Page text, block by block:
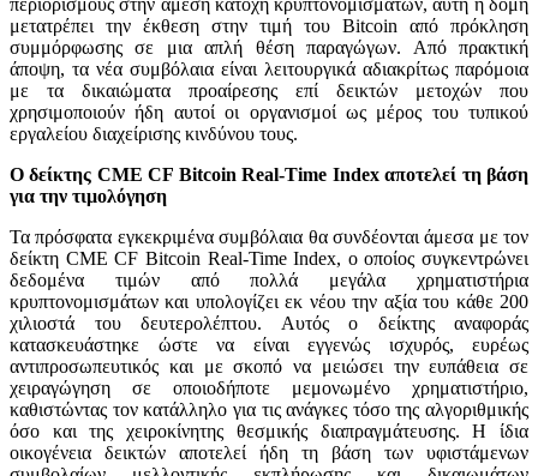
μετατρέπει την έκθεση στην τιμή του Bitcoin από πρόκληση
συμμόρφωσης σε μια απλή θέση παραγώγων. Από πρακτική
άποψη, τα νέα συμβόλαια είναι λειτουργικά αδιακρίτως παρόμοια
με τα δικαιώματα προαίρεσης επί δεικτών μετοχών που
χρησιμοποιούν ήδη αυτοί οι οργανισμοί ως μέρος του τυπικού
εργαλείου διαχείρισης κινδύνου τους.
Ο δείκτης CME CF Bitcoin Real-Time Index αποτελεί τη βάση
για την τιμολόγηση
Τα πρόσφατα εγκεκριμένα συμβόλαια θα συνδέονται άμεσα με τον
δείκτη CME CF Bitcoin Real-Time Index, ο οποίος συγκεντρώνει
δεδομένα τιμών από πολλά μεγάλα χρηματιστήρια
κρυπτονομισμάτων και υπολογίζει εκ νέου την αξία του κάθε 200
χιλιοστά του δευτερολέπτου. Αυτός ο δείκτης αναφοράς
κατασκευάστηκε ώστε να είναι εγγενώς ισχυρός, ευρέως
αντιπροσωπευτικός και με σκοπό να μειώσει την ευπάθεια σε
χειραγώγηση σε οποιοδήποτε μεμονωμένο χρηματιστήριο,
καθιστώντας τον κατάλληλο για τις ανάγκες τόσο της αλγοριθμικής
όσο και της χειροκίνητης θεσμικής διαπραγμάτευσης. Η ίδια
οικογένεια δεικτών αποτελεί ήδη τη βάση των υφιστάμενων